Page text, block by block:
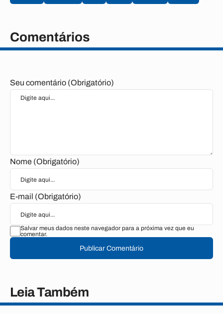
Comentários
Seu comentário (Obrigatório)
Nome (Obrigatório)
E-mail (Obrigatório)
Salvar meus dados neste navegador para a próxima vez que eu
comentar.
Publicar Comentário
Leia Também